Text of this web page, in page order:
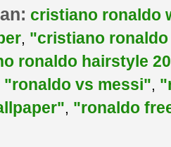
cristiano ronaldo
, "cristiano
ronaldo hairstyle
"ronaldo vs messi",
, "ronaldo